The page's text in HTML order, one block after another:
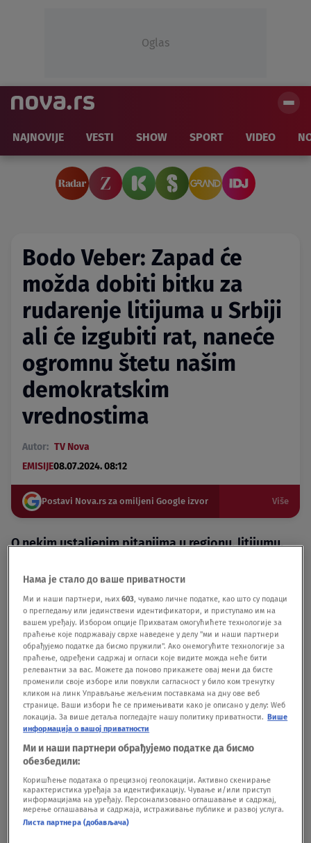
Oglas
NAJNOVIJE VESTI SHOW SPORT VIDEO
Bodo Veber: Zapad će
možda dobiti bitku za
rudarenje litijuma u Srbiji
ali će izgubiti rat, naneće
ogromnu štetu našim
demokratskim
vrednostima
Autor: TV Nova
EMISIJE08.07.2024. 08:12
Postavi Nova.rs za omiljeni Google izvor Više
O nekim ustaljenim pitanjima u regionu, litijumu,
Dnevnik TV Nova govorio je Bodo Veber, ekspert za
Zapadni Balkan i viši saradnik u Savetu za politike
demokratizacije u Berlinu.
Podeli vest:
Oglas
Нама је стало до ваше приватности
Ми и наши партнери, њих603, чувамо личне податке, као што су подаци
о прегледању или јединствени идентификатори, и приступамо им на
вашем уређају. Избором опције Прихватам омогућићете технологије за
праћење које подржавају сврхе наведене у делу "ми и наши партнери
обрађујемо податке да бисмо пружили". Ако онемогућите технологије за
праћење, одређени садржај и огласи које видите можда неће бити
релевантни за вас. Можете да поново прикажете овај мени да бисте
променили своје изборе или повукли сагласност у било ком тренутку
кликом на линк Управљање жељеним поставкама на дну ове веб
странице. Ваши избори ће се примењивати како је описано у делу: Wеб
локација. За више детаља погледајте нашу политику приватности. Више
информација о вашој приватности
Ми и наши партнери обрађујемо податке да бисмо
обезбедили:
Коришћење података о прецизној геолокацији. Активно скенирање
карактеристика уређаја за идентификацију. Чување и/или приступ
информацијама на уређају. Персонализовано оглашавање и садржај,
мерење оглашавања и садржаја, истраживање публике и развој услуга.
Листа партнера (добављача)